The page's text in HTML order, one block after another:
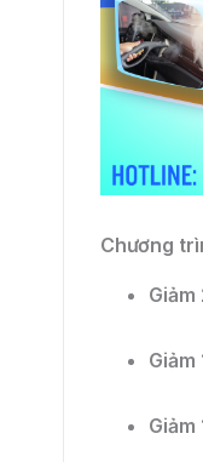
Chương
Giảm
Giảm
Giảm